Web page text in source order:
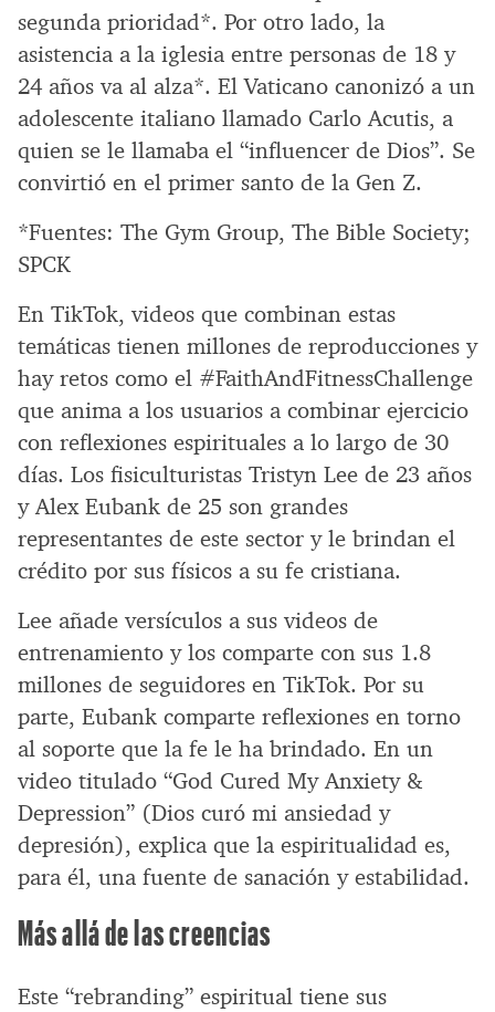
segunda prioridad*. Por otro lado, la
asistencia a la iglesia entre personas de 18 y
24 años va al alza*. El Vaticano canonizó a un
adolescente italiano llamado Carlo Acutis, a
quien se le llamaba el “influencer de Dios”. Se
convirtió en el primer santo de la Gen Z.
*Fuentes: The Gym Group, The Bible Society;
SPCK
En TikTok, videos que combinan estas
temáticas tienen millones de reproducciones y
hay retos como el #FaithAndFitnessChallenge
que anima a los usuarios a combinar ejercicio
con reflexiones espirituales a lo largo de 30
días. Los fisiculturistas Tristyn Lee de 23 años
y Alex Eubank de 25 son grandes
representantes de este sector y le brindan el
crédito por sus físicos a su fe cristiana.
Lee añade versículos a sus videos de
entrenamiento y los comparte con sus 1.8
millones de seguidores en TikTok. Por su
parte, Eubank comparte reflexiones en torno
al soporte que la fe le ha brindado. En un
video titulado “God Cured My Anxiety &
Depression” (Dios curó mi ansiedad y
depresión), explica que la espiritualidad es,
para él, una fuente de sanación y estabilidad.
Más allá de las creencias
Este “rebranding” espiritual tiene sus